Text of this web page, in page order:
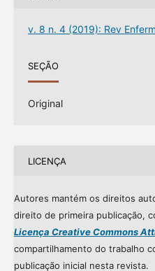
v. 8 n. 4 (2019): Rev
SEÇÃO
Original
LICENÇA
Autores mantém os direitos
direito de primeira publicação,
Licença Creative Commons
compartilhamento do trabalho
publicação inicial nesta revista.